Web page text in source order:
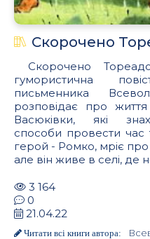
Скорочено
Скорочено
гумористична
письменника
розповідає про
Васюківки, які
способи провести час
герой - Ромко, мріє
але він живе в селі, де
3 164
0
21.04.22
Читати всі книги автора: